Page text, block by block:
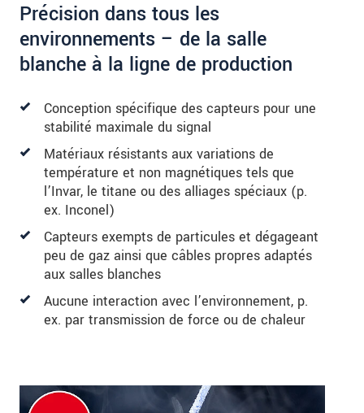
Précision dans tous les
environnements – de la salle
blanche à la ligne de production
Conception spécifique des capteurs pour une
stabilité maximale du signal
Matériaux résistants aux variations de
température et non magnétiques tels que
l’Invar, le titane ou des alliages spéciaux (p.
ex. Inconel)
Capteurs exempts de particules et dégageant
peu de gaz ainsi que câbles propres adaptés
aux salles blanches
Aucune interaction avec l’environnement, p.
ex. par transmission de force ou de chaleur